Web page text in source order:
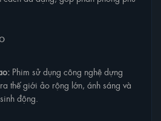
Phim sử dụng công nghệ dựng
thế giới ảo rộng lớn, ánh sáng và
động.